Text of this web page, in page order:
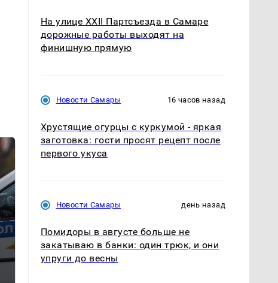
Где будет встреча
На улице XXII Партсъезда в Самаре
дорожные работы выходят на
финишную прямую
Новости Самары 16 часов назад
Хрустящие огурцы с куркумой - яркая
заготовка: гости просят рецепт после
первого укуса
Новости Самары день назад
Помидоры в августе больше не
закатываю в банки: один трюк, и они
упруги до весны